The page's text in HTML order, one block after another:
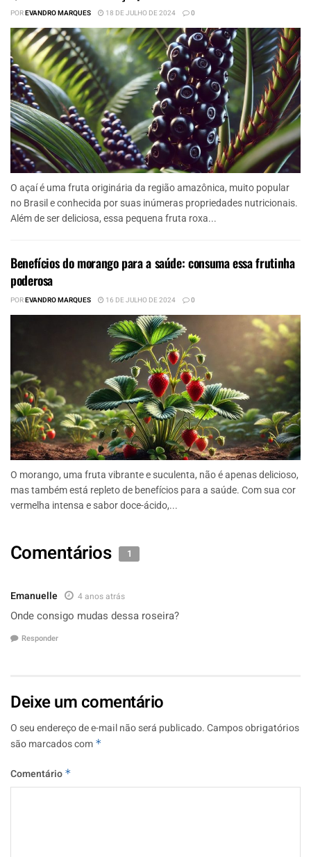
POREVANDRO MARQUES 18 DE JULHO DE 2024 0
O açaí é uma fruta originária da região amazônica, muito popular
no Brasil e conhecida por suas inúmeras propriedades nutricionais.
Além de ser deliciosa, essa pequena fruta roxa...
Benefícios do morango para a saúde: consuma essa frutinha
poderosa
POREVANDRO MARQUES 16 DE JULHO DE 2024 0
O morango, uma fruta vibrante e suculenta, não é apenas delicioso,
mas também está repleto de benefícios para a saúde. Com sua cor
vermelha intensa e sabor doce-ácido,...
Comentários 1
Emanuelle 4 anos atrás
Onde consigo mudas dessa roseira?
Responder
Deixe um comentário
O seu endereço de e-mail não será publicado.Campos obrigatórios
são marcados com *
Comentário *